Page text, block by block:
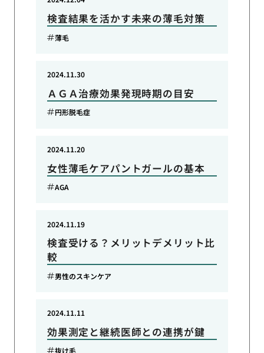
検査結果を活かす未来の薄毛対策
薄毛
ＡＧＡ治療効果発現時期の目安
2024.11.30
円形脱毛症
女性薄毛ケアパントガールの基本
2024.11.20
AGA
検査受ける？メリットデメリット比
較
2024.11.19
男性のスキンケア
効果測定と継続医師との連携が鍵
2024.11.11
抜け毛